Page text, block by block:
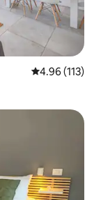
औसत रेटिंग 5 में से
4.96 (113)